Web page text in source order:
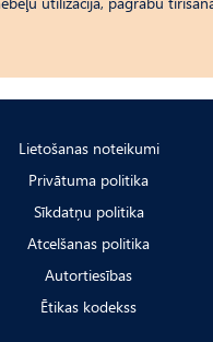
Lietošanas noteikumi
Privātuma politika
Sīkdatņu politika
Atcelšanas politika
Autortiesības
Ētikas kodekss